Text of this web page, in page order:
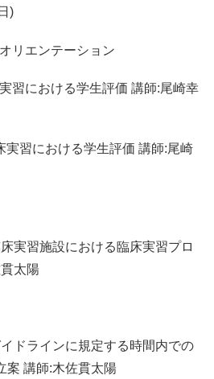
)
リエンテーション
習における学生評価 講師:尾崎幸
実習における学生評価 講師:尾崎
実習施設における臨床実習プロ
太陽
ドラインに規定する時間内での
案 講師:木佐貫太陽